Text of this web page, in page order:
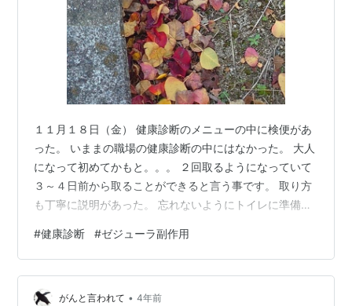
１１月１８日（金） 健康診断のメニューの中に検便があ
った。 いままの職場の健康診断の中にはなかった。 大人
になって初めてかもと。。。 ２回取るようになっていて
３～４日前から取ることができると言う事です。 取り方
も丁寧に説明があった。 忘れないようにトイレに準備し
当日 レントゲンがあるので 服を脱がなくても大丈夫な服
装を選ぶ。 心電図検査の時に胸だけではなく足首、手首
に付けるので足首がすぐに出せるように 弾性ストッキン
グじゃなく今日はガードルにする 朝ごはんは抜かないと
#健康診断 #ゼジューラ副作用
がんと言われて • 4年前